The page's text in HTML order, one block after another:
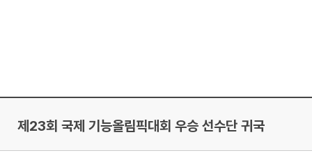
제23회 국제 기능올림픽대회 우승 선수단 귀국